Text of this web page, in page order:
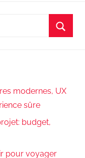
modernes, UX
sûre
budget,
pour voyager